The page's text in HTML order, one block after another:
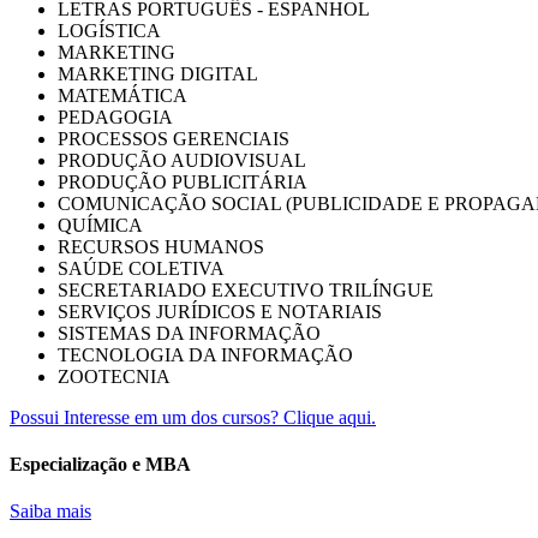
LETRAS PORTUGUÊS - ESPANHOL
LOGÍSTICA
MARKETING
MARKETING DIGITAL
MATEMÁTICA
PEDAGOGIA
PROCESSOS GERENCIAIS
PRODUÇÃO AUDIOVISUAL
PRODUÇÃO PUBLICITÁRIA
COMUNICAÇÃO SOCIAL (PUBLICIDADE E
QUÍMICA
RECURSOS HUMANOS
SAÚDE COLETIVA
SECRETARIADO EXECUTIVO TRILÍNGUE
SERVIÇOS JURÍDICOS E NOTARIAIS
SISTEMAS DA INFORMAÇÃO
TECNOLOGIA DA INFORMAÇÃO
ZOOTECNIA
Possui Interesse em um dos cursos? Clique aqui.
Especialização e MBA
Saiba mais